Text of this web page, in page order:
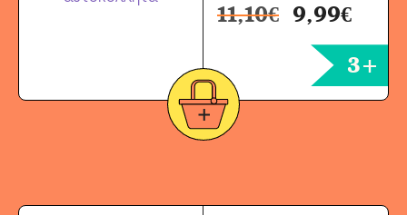
11,10€ 9,99€
3+